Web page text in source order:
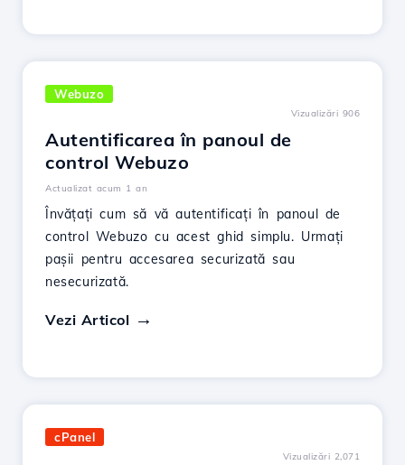
Webuzo
Vizualizări 906
Autentificarea în panoul de
control Webuzo
Actualizat acum 1 an
Învățați cum să vă autentificați în panoul de
control Webuzo cu acest ghid simplu. Urmați
pașii pentru accesarea securizată sau
nesecurizată.
Vezi Articol
cPanel
Vizualizări 2,071